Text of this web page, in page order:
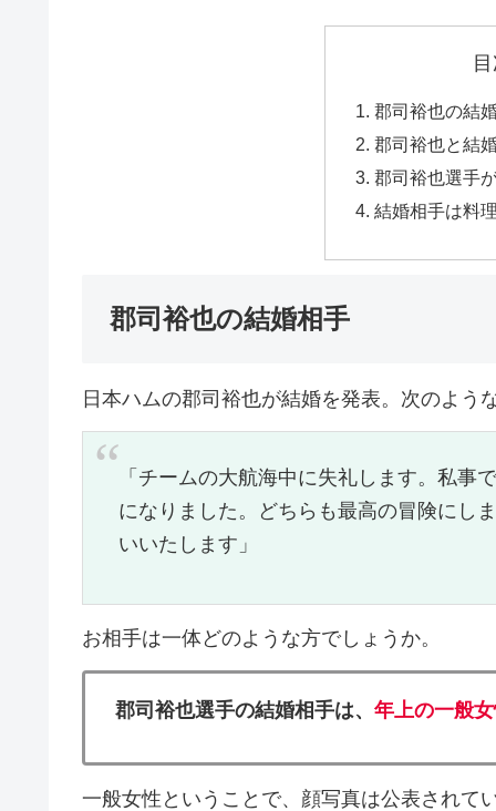
郡司裕也の結
郡司裕也と結
郡司裕也選手
結婚相手は料
郡司裕也の結婚相手
日本ハムの郡司裕也が結婚を発表。次のよう
「チームの大航海中に失礼します。私事
になりました。どちらも最高の冒険にし
いいたします」
お相手は一体どのような方でしょうか。
郡司裕也選手の結婚相手は、 年上の一般
一般女性ということで、顔写真は公表されて